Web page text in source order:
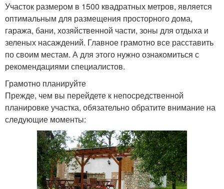
Участок размером в 1500 квадратных метров, является
оптимальным для размещения просторного дома,
гаража, бани, хозяйственной части, зоны для отдыха и
зеленых насаждений. Главное грамотно все расставить
по своим местам. А для этого нужно ознакомиться с
рекомендациями специалистов.
Грамотно планируйте
Прежде, чем вы перейдете к непосредственной
планировке участка, обязательно обратите внимание на
следующие моменты: